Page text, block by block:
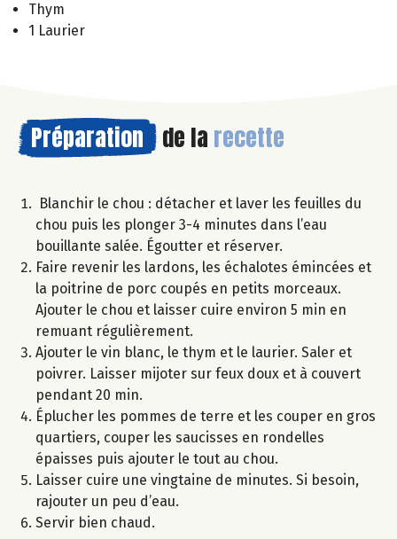
Thym
1 Laurier
Préparation de la recette
Blanchir le chou : détacher et laver les feuilles du
chou puis les plonger 3-4 minutes dans l’eau
bouillante salée. Égoutter et réserver.
Faire revenir les lardons, les échalotes émincées et
la poitrine de porc coupés en petits morceaux.
Ajouter le chou et laisser cuire environ 5 min en
remuant régulièrement.
Ajouter le vin blanc, le thym et le laurier. Saler et
poivrer. Laisser mijoter sur feux doux et à couvert
pendant 20 min.
Éplucher les pommes de terre et les couper en gros
quartiers, couper les saucisses en rondelles
épaisses puis ajouter le tout au chou.
Laisser cuire une vingtaine de minutes. Si besoin,
rajouter un peu d’eau.
Servir bien chaud.